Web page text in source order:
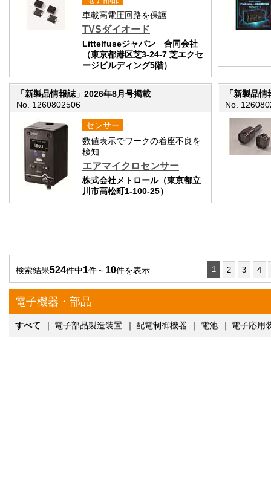
車載高電圧回路を保護
TVSダイオード
Littelfuseジャパン 合同会社
（東京都港区芝3-24-7 芝エクセ
ージビルディング5階）
「新製品情報誌」2026年8月号掲載
No. 1260802506
センサー
数値表示でワークの着座不良を
検知
エアマイクロセンサー
株式会社メトロール（東京都立
川市高松町1-100-25）
「新製品
No.
検索結果524件中1件～ 10件を表示 1 2 3 4
電子機器・部品
すべて ｜ 電子部品製造装置 ｜ 配電制御機器 ｜ 電池 ｜ 電子応用